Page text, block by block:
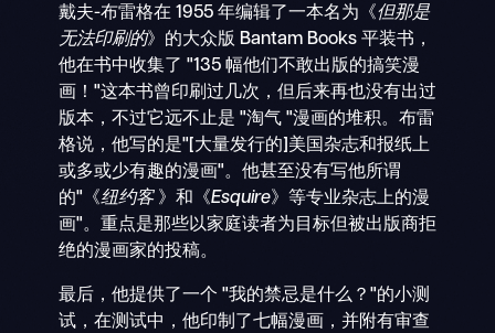
戴夫-布雷格在 1955 年编辑了一本名为《但那是
无法印刷的》的大众版 Bantam Books 平装书，
他在书中收集了 "135 幅他们不敢出版的搞笑漫
画！"这本书曾印刷过几次，但后来再也没有出过
版本，不过它远不止是 "淘气 "漫画的堆积。布雷
格说，他写的是"[大量发行的]美国杂志和报纸上
或多或少有趣的漫画"。他甚至没有写他所谓
的"《纽约客 》和《Esquire》等专业杂志上的漫
画"。重点是那些以家庭读者为目标但被出版商拒
绝的漫画家的投稿。
最后，他提供了一个 "我的禁忌是什么？"的小测
试，在测试中，他印制了七幅漫画，并附有审查